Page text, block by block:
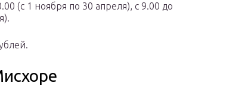
(с 1 ноября по 30 апреля), с 9.00 до